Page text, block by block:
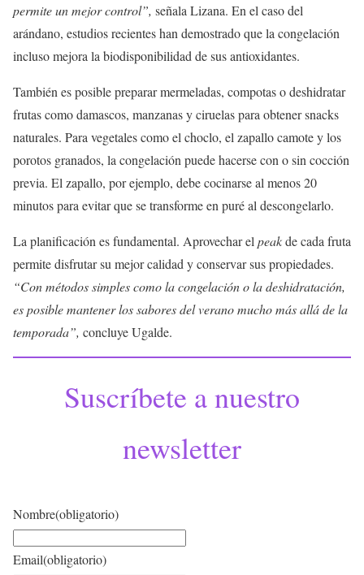
permite un mejor control”, señala Lizana. En el caso del
arándano, estudios recientes han demostrado que la congelación
incluso mejora la biodisponibilidad de sus antioxidantes.
También es posible preparar mermeladas, compotas o deshidratar
frutas como damascos, manzanas y ciruelas para obtener snacks
naturales. Para vegetales como el choclo, el zapallo camote y los
porotos granados, la congelación puede hacerse con o sin cocción
previa. El zapallo, por ejemplo, debe cocinarse al menos 20
minutos para evitar que se transforme en puré al descongelarlo.
La planificación es fundamental. Aprovechar el peakde cada fruta
permite disfrutar su mejor calidad y conservar sus propiedades.
“Con métodos simples como la congelación o la deshidratación,
es posible mantener los sabores del verano mucho más allá de la
temporada”, concluye Ugalde.
Suscríbete a nuestro
newsletter
Nombre(obligatorio)
Email(obligatorio)